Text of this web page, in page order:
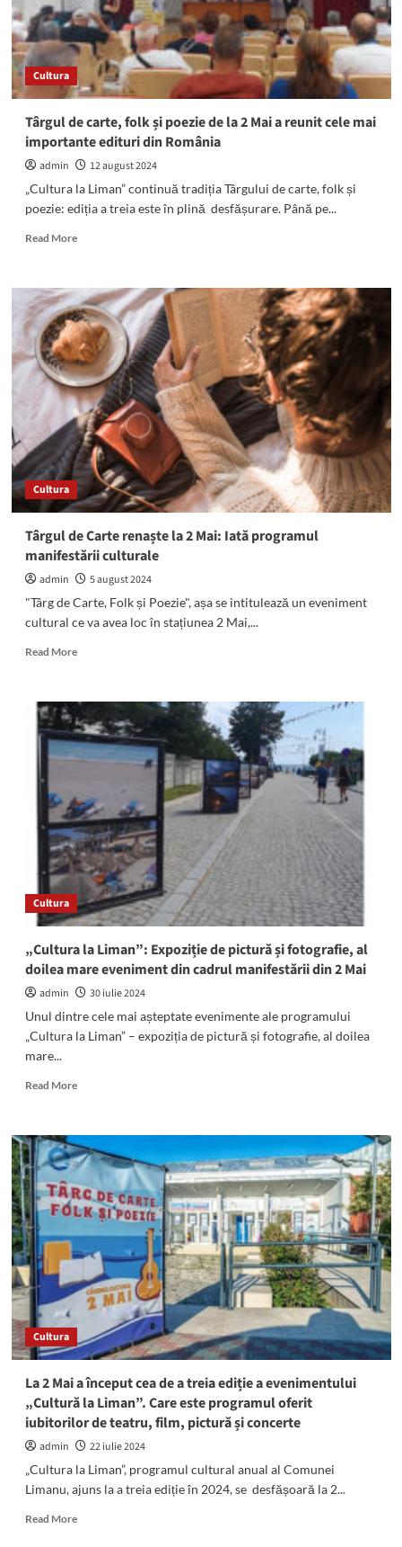
are
loc
la
Vama
Veche.
Iată
concertelor
Cultura
Târgul de carte, folk și poezie de la 2 Mai a reunit cele mai
importante edituri din România
admin
12 august 2024
„Cultura la Liman” continuă tradiția Târgului de carte, folk și
poezie: ediția a treia este în plină desfășurare. Până pe...
Read MoreRead
Târgul
de
carte,
folk
și
poezie
de
la
2
Mai
a
reunit
cele
mai
edituri
din
România
Cultura
Târgul de Carte renaște la 2 Mai: Iată programul
manifestării culturale
admin
5 august 2024
"Târg de Carte, Folk și Poezie", așa se intitulează un eveniment
cultural ce va avea loc în stațiunea 2 Mai,...
Read MoreRead
Târgul
de
Carte
renaște
Mai:
Iată
programul
manifestării
culturale
Cultura
„Cultura la Liman”: Expoziție de pictură și fotografie, al
doilea mare eveniment din cadrul manifestării din 2 Mai
admin
30 iulie 2024
Unul dintre cele mai așteptate evenimente ale programului
„Cultura la Liman” – expoziția de pictură și fotografie, al doilea
mare...
Read MoreRead
„Cultura
la
Liman”:
Expoziție
de
pictură
și
fotografie,
doilea
mare
eveniment
din
cadrul
din
2
Mai
Cultura
La 2 Mai a început cea de a treia ediție a evenimentului
„Cultură la Liman”. Care este programul oferit
iubitorilor de teatru, film, pictură și concerte
admin
22 iulie 2024
„Cultura la Liman”, programul cultural anual al Comunei
Limanu, ajuns la a treia ediție în 2024, se desfășoară la 2...
Read MoreRead